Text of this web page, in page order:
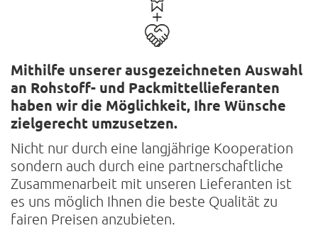
Mithilfe unserer ausgezeichneten Auswahl
an Rohstoff- und Packmittel­lieferanten
haben wir die Möglichkeit, Ihre Wünsche
zielgerecht umzusetzen.
Nicht nur durch eine langjährige Kooperation
sondern auch durch eine partnerschaftliche
Zusammenarbeit mit unseren Lieferanten ist
es uns möglich Ihnen die beste Qualität zu
fairen Preisen anzubieten.